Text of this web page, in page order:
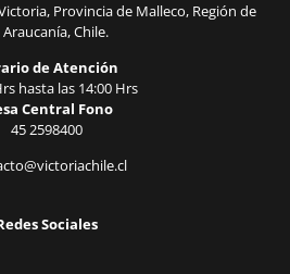
Provincia de Malleco, Región de
Araucanía, Chile.
de Atención
hasta las 14:00 Hrs
Central Fono
45 2598400
Sociales